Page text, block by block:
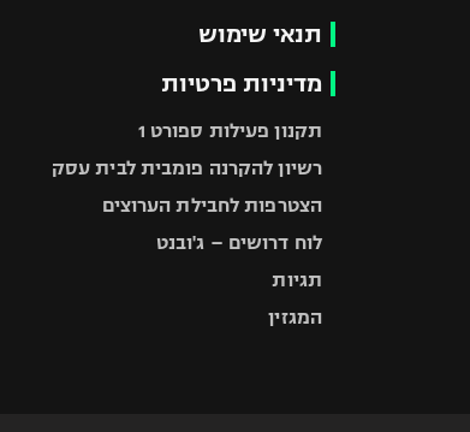
תנאי שימוש
מדיניות פרטיות
תקנון פעילות ספורט 1
רשיון להקרנה פומבית לבית עסק
הצטרפות לחבילת הערוצים
לוח דרושים – ג'ובנט
תגיות
המגזין